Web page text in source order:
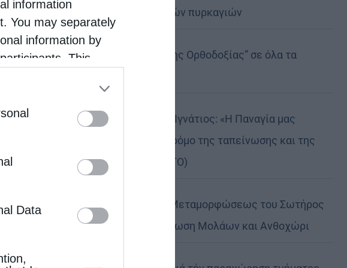
information
You may separately
information by
This
further disclose it to
Data
στην
Η καθαρή καρδιά
καταστροφικών πυρκαγιών
Η “Κιβωτός της Ορθοδοξίας” σε όλα τα
Δημητριάδος Ιγνάτιος: «Η Παναγία μας
δείχνει τον δρόμο της ταπείνωσης και της
σιωπής» (ΦΩΤΟ)
Η εορτή της Μεταμορφώσεως του Σωτήρος
σε Μεταμόρφωση Μολάων και Ανθοχώρι